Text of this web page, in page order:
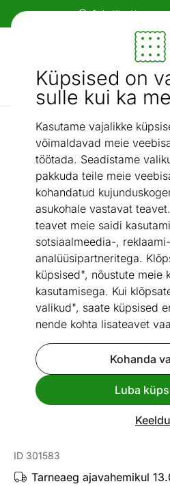
Küpsised on
sulle kui ka
Kasutame vajalikke
võimaldavad meie
töötada. Seadistame
pakkuda teile meie
kohandatud
asukohale vastavat
teavet meie saidi
sotsiaalmeedia-,
analüüsipartneritega.
küpsised", nõustute meie
kasutamisega. Kui
valikud", saate küpsised
nende kohta lisateavet
Kohanda
Luba
Keeldu
Paindlikud ja
Mööbel ja sisustus -
Otsi...
Plafoonvalgustid /
ID 301583
Tarneaeg ajavahemikul